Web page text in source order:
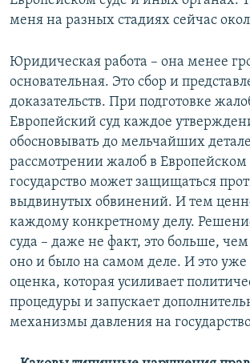
меня на разных стадиях сейчас
Юридическая работа – она менее
основательная. Это сбор и
доказательств. При подготовке
Европейский суд каждое
обосновывать до мельчайших
рассмотрении жалоб в Европейском
государство может защищаться
выдвинутых обвинений. И тем
каждому конкретному делу.
суда – даже не факт, это больше,
оно и было на самом деле. И это
оценка, которая усиливает
процедуры и запускает
механизмы давления на